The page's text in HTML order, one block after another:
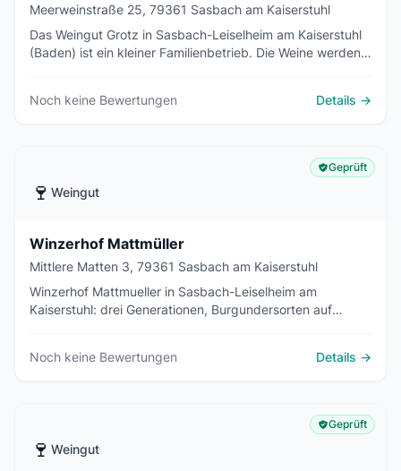
Meerweinstraße 25, 79361 Sasbach am Kaiserstuhl
Das Weingut Grotz in Sasbach-Leiselheim am Kaiserstuhl
(Baden) ist ein kleiner Familienbetrieb. Die Weine werden
Noch keine Bewertungen
Details →
🍷 Weingut
Geprüft
Winzerhof Mattmüller
Mittlere Matten 3, 79361 Sasbach am Kaiserstuhl
Winzerhof Mattmueller in Sasbach-Leiselheim am
Kaiserstuhl: drei Generationen, Burgundersorten auf
Noch keine Bewertungen Details →
🍷 Weingut
Geprüft